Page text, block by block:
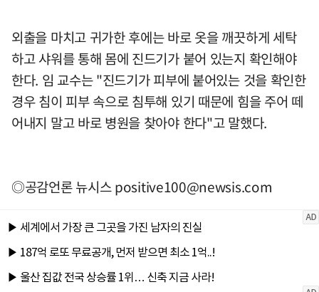
외출을 마치고 귀가한 후에는 바로 옷을 깨끗하게 세탁
하고 샤워를 통해 몸에 진드기가 붙어 있는지 확인해야
한다. 임 교수는 "진드기가 피부에 붙어있는 것을 확인한
경우 침이 피부 속으로 침투해 있기 때문에 힘을 주어 떼
어내지 말고 바로 병원을 찾아야 한다"고 말했다.
◎공감언론 뉴시스positive100@newsis.com